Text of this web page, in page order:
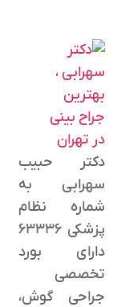
دکتر حبیب
سهرابی به
شماره نظام
پزشکی ۶۳۳۳۶
دارای بورد
تخصصی
جراحی گوش،